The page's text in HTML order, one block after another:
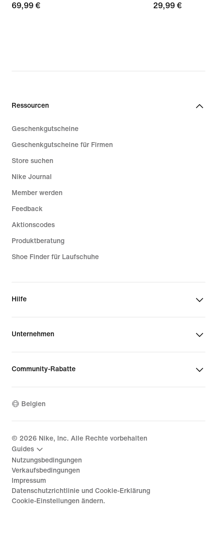
69,99 €
69,99 €
29,99 €
29,99 €
Ressourcen
Geschenkgutscheine
Geschenkgutscheine für Firmen
Store suchen
Nike Journal
Member werden
Feedback
Aktionscodes
Produktberatung
Shoe Finder für Laufschuhe
Hilfe
Unternehmen
Community-Rabatte
Belgien
© 2026 Nike, Inc. Alle Rechte vorbehalten
Guides
Nutzungsbedingungen
Verkaufsbedingungen
Impressum
Datenschutzrichtlinie und Cookie-Erklärung
Cookie-Einstellungen ändern.